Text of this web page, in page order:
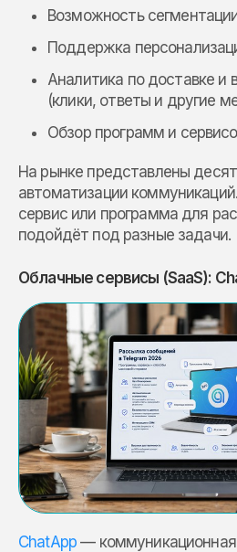
Возможность
Поддержка
Аналитика по доставке и
(клики, ответы и другие
Обзор программ и
На рынке представлены
автоматизации
сервис или программа для
подойдёт под разные задачи.
Облачные сервисы (SaaS):
ChatApp —